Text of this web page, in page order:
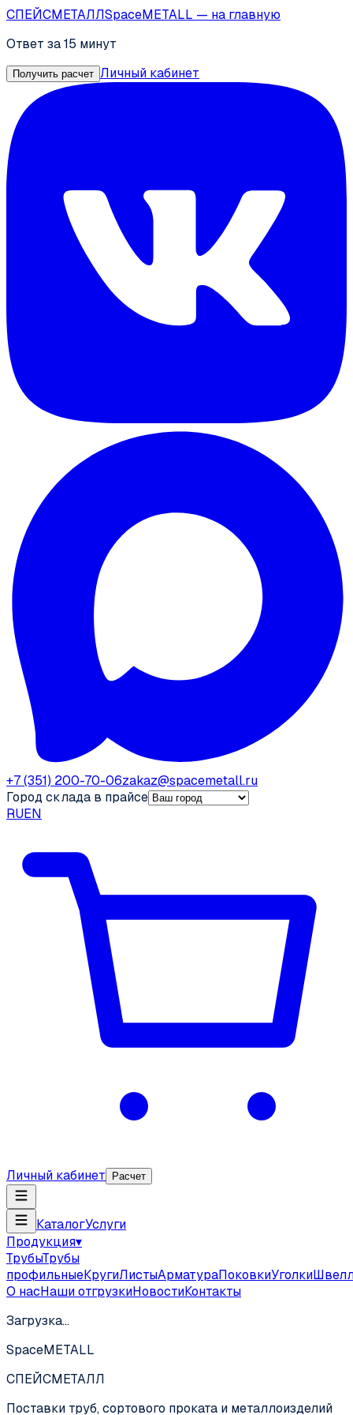
СПЕЙСМЕТАЛЛSpaceMETALL — на главную
Ответ за 15 минут
Получить расчет Личный кабинет
+7 (351) 200-70-06zakaz@spacemetall.ru
Город склада в прайсе
RUEN
Личный кабинет Расчет
КаталогУслуги
Продукция▾
ТрубыТрубы
профильныеКругиЛистыАрматураПоковкиУголки
О насНаши отгрузкиНовостиКонтакты
Загрузка…
SpaceMETALL
СПЕЙСМЕТАЛЛ
Поставки труб, сортового проката и металлоизделий